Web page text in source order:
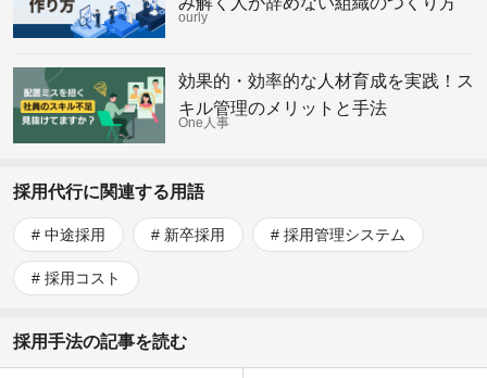
ourly
効果的・効率的な人材育成を実践！ス
キル管理のメリットと手法
One人事
採用代行に関連する用語
中途採用 新卒採用 採用管理システム
採用コスト
採用手法の記事を読む